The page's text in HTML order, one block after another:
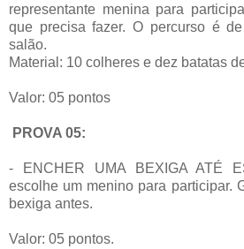
representante menina para
que precisa fazer. O percurso é
salão.
Material: 10 colheres e dez batatas
Valor: 05 pontos
PROVA 05:
- ENCHER UMA BEXIGA ATÉ
escolhe um menino para participar.
bexiga antes.
Valor: 05 pontos.